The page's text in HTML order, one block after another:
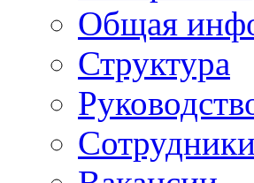
Общая
Структура
Сотрудники